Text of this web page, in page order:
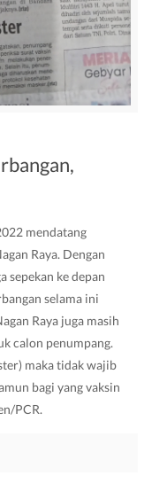
mendatang
Raya. Dengan
sepekan ke depan
selama ini
Raya juga masih
calon penumpang.
maka tidak wajib
bagi yang vaksin
PCR.